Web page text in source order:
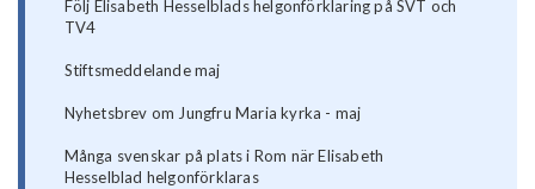
Följ Elisabeth Hesselblads helgonförklaring på SVT och
TV4
Stiftsmeddelande maj
Nyhetsbrev om Jungfru Maria kyrka - maj
Många svenskar på plats i Rom när Elisabeth
Hesselblad helgonförklaras